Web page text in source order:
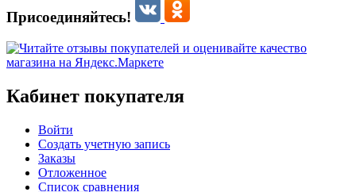
Присоединяйтесь!
Кабинет покупателя
Войти
Создать учетную запись
Заказы
Отложенное
Список сравнения